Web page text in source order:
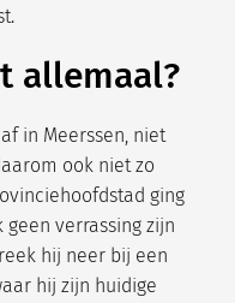
allemaal?
in Meerssen, niet
ook niet zo
ging
verrassing zijn
hij neer bij een
hij zijn huidige